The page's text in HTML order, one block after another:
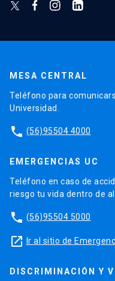
MESA CENTRAL
Teléfono para
Universidad.
phone (56)95504 4000
EMERGENCIAS UC
Teléfono en caso de
riesgo tu vida dentro de
phone (56)95504 5000
launch Ir al sitio de
DISCRIMINACIÓN Y